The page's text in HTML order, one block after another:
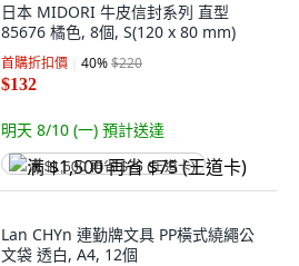
日本 MIDORI 牛皮信封系列 直型
85676 橘色, 8個, S(120 x 80 mm)
首購折扣價 40%$220
$132
明天 8/10 (一) 預計送達
满 $1,500 再省 $75 (王道卡)
Lan CHYn 連勤牌文具 PP橫式繞繩公
文袋 透白, A4, 12個